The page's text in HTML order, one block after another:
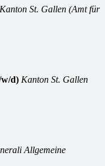
Kanton St. Gallen (Amt für
d) Kanton St. Gallen
Allgemeine